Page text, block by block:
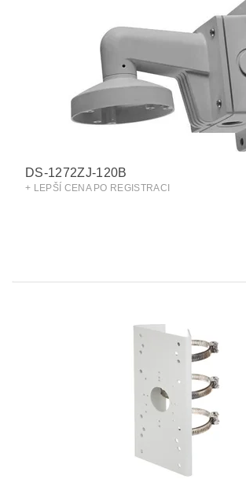
DS-1272ZJ-120B
+ LEPŠÍ CENA PO REGISTRACI